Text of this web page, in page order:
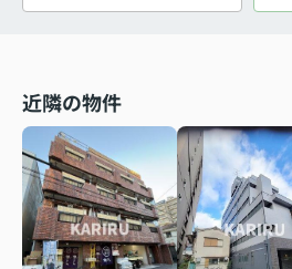
近隣の物件